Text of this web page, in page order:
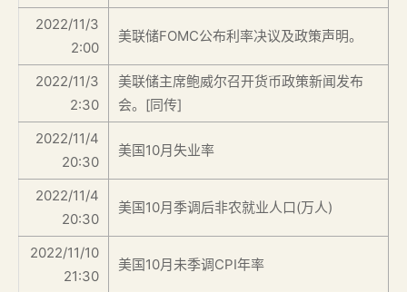
2022/11/3
2:00
美联储FOMC公布利率决议及政策声明。
2022/11/3
2:30
美联储主席鲍威尔召开货币政策新闻发布
会。[同传]
2022/11/4
20:30
美国10月失业率
2022/11/4
20:30
美国10月季调后非农就业人口(万人)
2022/11/10
21:30
美国10月未季调CPI年率